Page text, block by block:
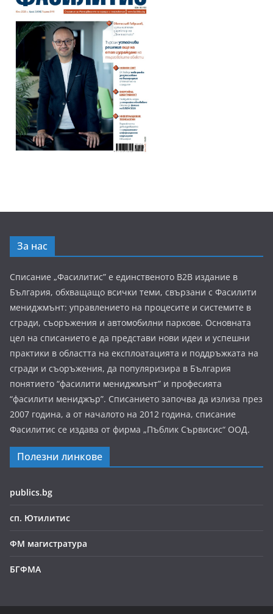
За нас
Списание „Фасилитис” е единственото B2B издание в
България, обхващащо всички теми, свързани с Фасилити
мениджмънт: управлението на процесите и системите в
сгради, съоръжения и автомобилни паркове. Основната
цел на списанието е да представи нови идеи и успешни
практики в областта на експлоатацията и поддръжката на
сгради и съоръжения, да популяризира в България
понятието “фасилити мениджмънт” и професията
“фасилити мениджър”. Списанието започва да излиза през
2007 година, а от началото на 2012 година, списание
Фасилитис се издава от фирма „Пъблик Сървисис“ ООД.
Полезни линкове
publics.bg
сп. Ютилитис
ФМ магистратура
БГФМА